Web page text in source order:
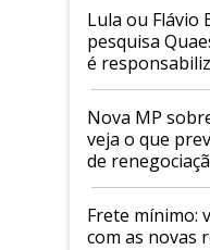
Lula ou Flávio
pesquisa
é
tarifaço dos
Nova MP
veja o que
de
Frete mínimo:
com as novas